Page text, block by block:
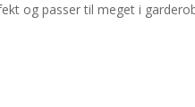
og passer til meget i